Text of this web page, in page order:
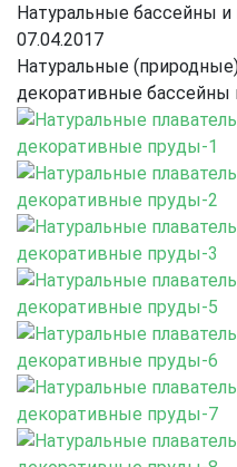
Натуральные бассейны
07.04.2017
Натуральные
декоративные бассейны